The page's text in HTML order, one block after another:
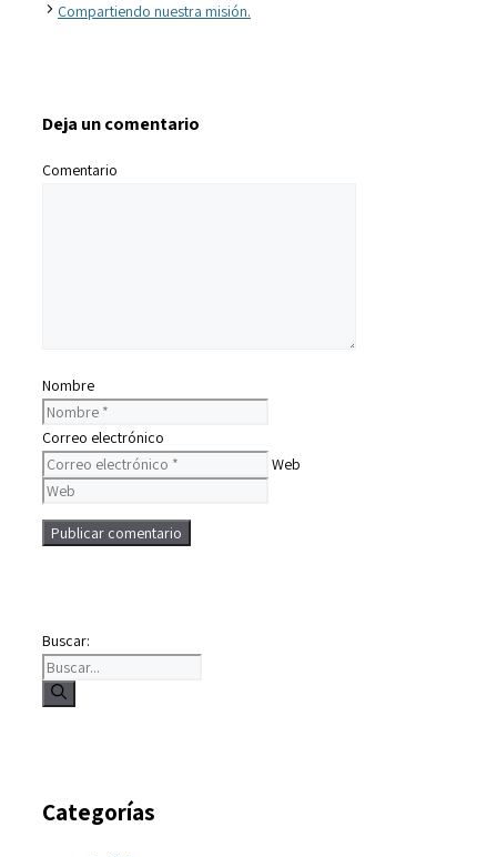
Compartiendo nuestra misión.
Deja un comentario
Comentario
Nombre
Correo electrónico
Web
Buscar:
Categorías